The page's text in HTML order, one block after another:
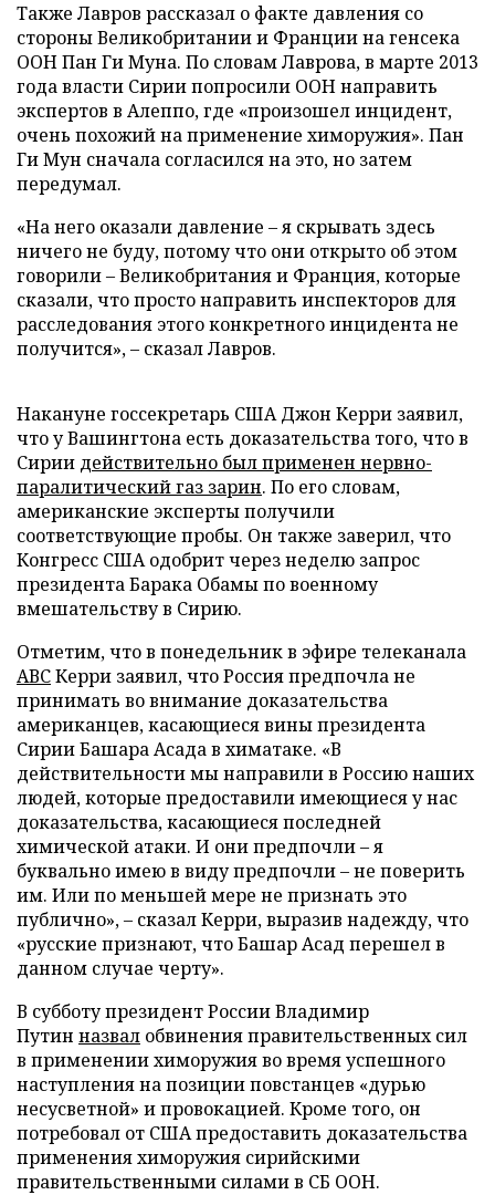
Также Лавров рассказал о факте давления со
стороны Великобритании и Франции на генсека
ООН Пан Ги Муна. По словам Лаврова, в марте 2013
года власти Сирии попросили ООН направить
экспертов в Алеппо, где «произошел инцидент,
очень похожий на применение химоружия». Пан
Ги Мун сначала согласился на это, но затем
передумал.
«На него оказали давление – я скрывать здесь
ничего не буду, потому что они открыто об этом
говорили – Великобритания и Франция, которые
сказали, что просто направить инспекторов для
расследования этого конкретного инцидента не
получится», – сказал Лавров.
Накануне госсекретарь США Джон Керри заявил,
что у Вашингтона есть доказательства того, что в
Сирии действительно был применен нервно-
паралитический газ зарин. По его словам,
американские эксперты получили
соответствующие пробы. Он также заверил, что
Конгресс США одобрит через неделю запрос
президента Барака Обамы по военному
вмешательству в Сирию.
Отметим, что в понедельник в эфире телеканала
АВСКерри заявил, что Россия предпочла не
принимать во внимание доказательства
американцев, касающиеся вины президента
Сирии Башара Асада в химатаке. «В
действительности мы направили в Россию наших
людей, которые предоставили имеющиеся у нас
доказательства, касающиеся последней
химической атаки. И они предпочли – я
буквально имею в виду предпочли – не поверить
им. Или по меньшей мере не признать это
публично», – сказал Керри, выразив надежду, что
«русские признают, что Башар Асад перешел в
данном случае черту».
В субботу президент России Владимир
Путин назвал обвинения правительственных сил
в применении химоружия во время успешного
наступления на позиции повстанцев «дурью
несусветной» и провокацией. Кроме того, он
потребовал от США предоставить доказательства
применения химоружия сирийскими
правительственными силами в СБ ООН.